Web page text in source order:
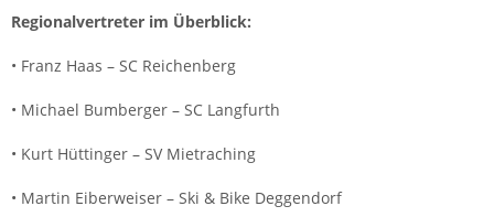
Regionalvertreter im Überblick:
• Franz Haas – SC Reichenberg
• Michael Bumberger – SC Langfurth
• Kurt Hüttinger – SV Mietraching
• Martin Eiberweiser – Ski & Bike Deggendorf